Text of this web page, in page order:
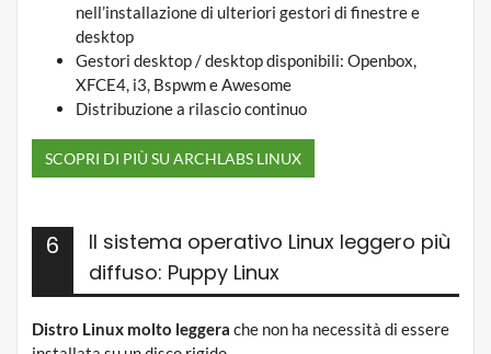
nell’installazione di ulteriori gestori di finestre e
desktop
Gestori desktop / desktop disponibili: Openbox,
XFCE4, i3, Bspwm e Awesome
Distribuzione a rilascio continuo
SCOPRI DI PIÙ SU ARCHLABS LINUX
6
Il sistema operativo Linux leggero più
diffuso: Puppy Linux
Distro Linux molto leggera che non ha necessità di essere